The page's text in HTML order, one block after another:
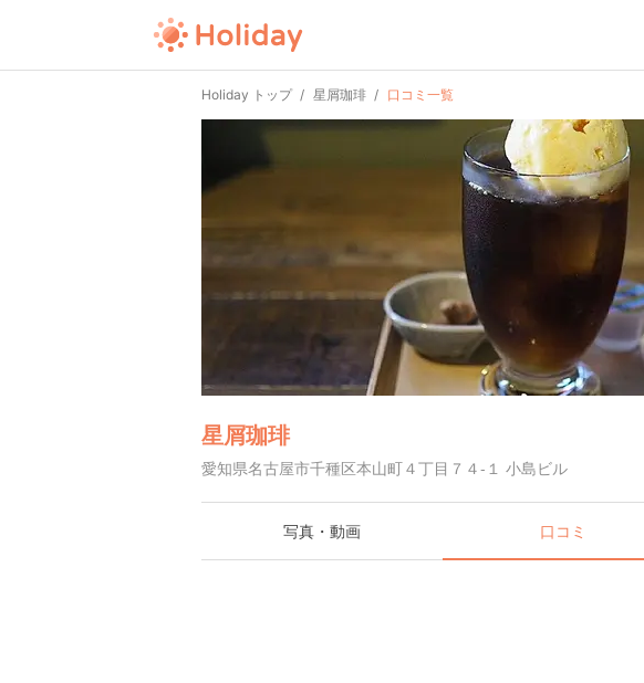
Holiday トップ 星屑珈琲 口コミ一覧
星屑珈琲
愛知県名古屋市千種区本山町４丁目７４-１ 小島ビル
写真・動画 口コミ